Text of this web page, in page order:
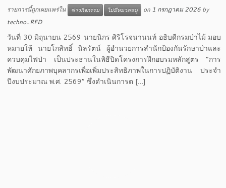
รายการนี้ถูกเผยแพร่ใน ข่าวกิจกรรม ไม่มีหมวดหมู่ on 1 กรกฎาคม 2026 by
techno_RFD
วันที่ 30 มิถุนายน 2569 นายนิกร ศิริโรจนานนท์ อธิบดีกรมป่าไม้ มอบ
หมายให้ นายโกสิทธิ์ นิลรัตน์ ผู้อำนวยการสำนักป้องกันรักษาป่าและ
ควบคุมไฟป่า เป็นประธานในพิธีปิดโครงการฝึกอบรมหลักสูตร “การ
พัฒนาศักยภาพบุคลากรเพื่อเพิ่มประสิทธิภาพในการปฏิบัติงาน ประจำ
ปีงบประมาณ พ.ศ. 2569” ซึ่งดำเนินการต […]